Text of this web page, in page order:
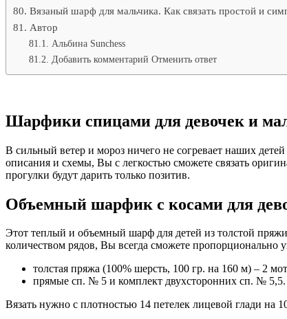
Вязаный шарф для мальчика. Как связать простой и
Автор
Альбина Sunchess
Добавить комментарий Отменить ответ
Шарфики спицами для девочек и
В сильный ветер и мороз ничего не согревает наших
описания и схемы, Вы с легкостью сможете связать
прогулки будут дарить только позитив.
Объемный шарфик с косами для
Этот теплый и объемный шарф для детей из толстой
количеством рядов, Вы всегда сможете пропорционально
толстая пряжа (100% шерсть, 100 гр. на 160 м) – 2
прямые сп. № 5 и комплект двухсторонних сп. № 5,5.
Вязать нужно с плотностью 14 петелек лицевой глади на